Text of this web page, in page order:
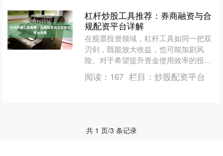
杠杆炒股工具推荐：券商融资与合
规配资平台详解
在股票投资领域，杠杆工具如同一把双
刃剑，既能放大收益，也可能加剧风
险。对于希望提升资金使用效率的投资
者而言，了解合法的杠杆炒股工具至关
重要。本文将深入解析券商融....
阅读： 167 栏目： 炒股配资平台
共 1 页/3 条记录